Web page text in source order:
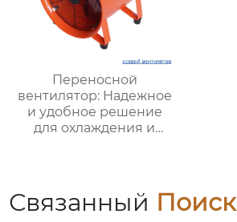
Переносной
вентилятор: Надежное
и удобное решение
для охлаждения и
Связанный Поиск